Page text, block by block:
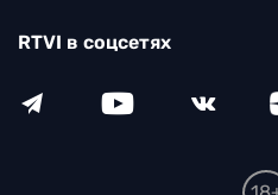
RTVI в соцсетях